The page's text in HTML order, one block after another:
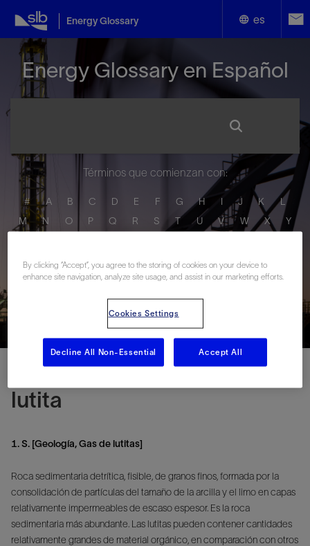
Energy Glossary es
English
Español
Energy Glossary en Español
Términos que comienzan con:
# A B C D E F G H I J K
L
M
N O P Q R S T U V W X
Y
lutita
1. S. [Geología, Gas de lutitas]
Roca sedimentaria detrítica, fisible, de granos finos, formada por la
consolidación de partículas del tamaño de la arcilla y el limo en capas
relativamente impermeables de escaso espesor. Es la roca
sedimentaria más abundante. Las lutitas pueden contener cantidades
relativamente grandes de material orgánico, en comparación con otros
By clicking “Accept”, you agree to the storing of cookies on your device to
enhance site navigation, analyze site usage, and assist in our marketing efforts.
Cookies Settings
Decline All Non-Essential Accept All